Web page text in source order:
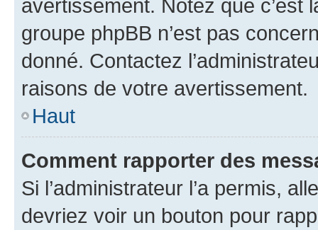
avertissement. Notez que c’est
groupe phpBB n’est pas
donné. Contactez
raisons de votre avertissement.
Haut
Comment rapporter des
Si l’administrateur l’a permis,
devriez voir un bouton pour